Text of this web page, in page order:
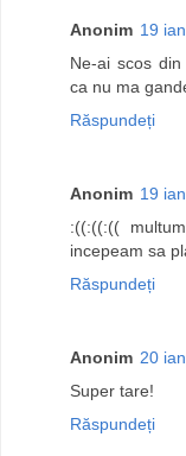
Anonim 19
Ne-ai scos
ca nu ma
Răspundeți
Anonim 19
:((:((:((
incepeam sa
Răspundeți
Anonim 20
Super tare!
Răspundeți